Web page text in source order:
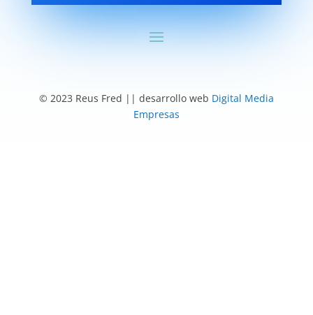
© 2023 Reus Fred || desarrollo web Digital Media
Empresas